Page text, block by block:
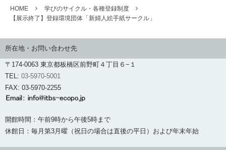
HOME
学びのサイクル・各種登録制度
【展示終了】登録環境団体「新婦人絵手紙サークル」
所在地・お問い合わせ先
〒174-0063 東京都板橋区前野町４丁目６−１
TEL: 03-5970-5001
FAX: 03-5970-2255
開館時間：午前9時から午後5時まで
休館日：毎月第3月曜（祝日の場合は直後の平日）および年末年始